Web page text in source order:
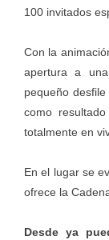
100 invitados
Con la
apertura a
pequeño
como
totalmente en
En el lugar se
ofrece la
Desde ya